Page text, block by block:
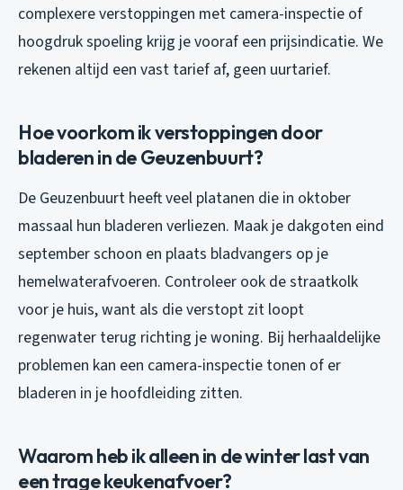
complexere verstoppingen met camera-inspectie of
hoogdruk spoeling krijg je vooraf een prijsindicatie. We
rekenen altijd een vast tarief af, geen uurtarief.
Hoe voorkom ik verstoppingen door
bladeren in de Geuzenbuurt?
De Geuzenbuurt heeft veel platanen die in oktober
massaal hun bladeren verliezen. Maak je dakgoten eind
september schoon en plaats bladvangers op je
hemelwaterafvoeren. Controleer ook de straatkolk
voor je huis, want als die verstopt zit loopt
regenwater terug richting je woning. Bij herhaaldelijke
problemen kan een camera-inspectie tonen of er
bladeren in je hoofdleiding zitten.
Waarom heb ik alleen in de winter last van
een trage keukenafvoer?